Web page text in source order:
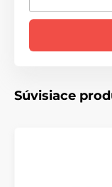
Súvisiace